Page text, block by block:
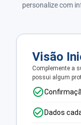
personalize com
Visão
Complemente a
possui algum
Dados